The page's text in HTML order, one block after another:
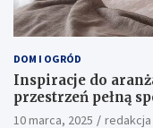
DOM I OGRÓD
Inspiracje do
przestrzeń pełną
10 marca, 2025
redakcja